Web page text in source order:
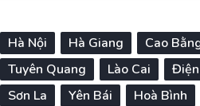
Hà Nội Hà Giang Cao
Tuyên Quang
Lào Cai
Sơn La
Yên Bái Hoà Bình